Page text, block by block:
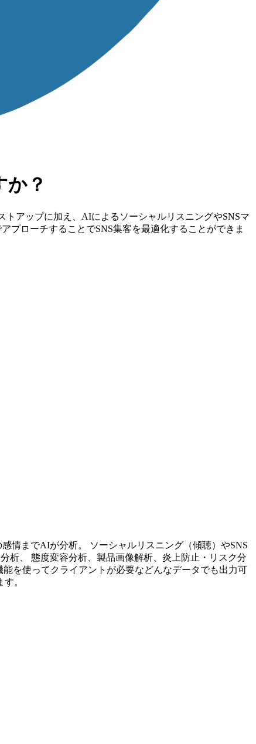
か？
トアップに加え、AIによるソーシャルリスニングやSNSマ
プローチすることでSNS集客を最適化することができま
情までAIが分析。 ソーシャルリスニング（傾聴）やSNS
析、 態度変容分析、製品画像解析、炎上防止・リスク分
を使ってクライアントが必要などんなデータでも出力可
。